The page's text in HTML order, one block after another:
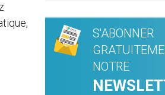
S'ABONNER
NOTRE